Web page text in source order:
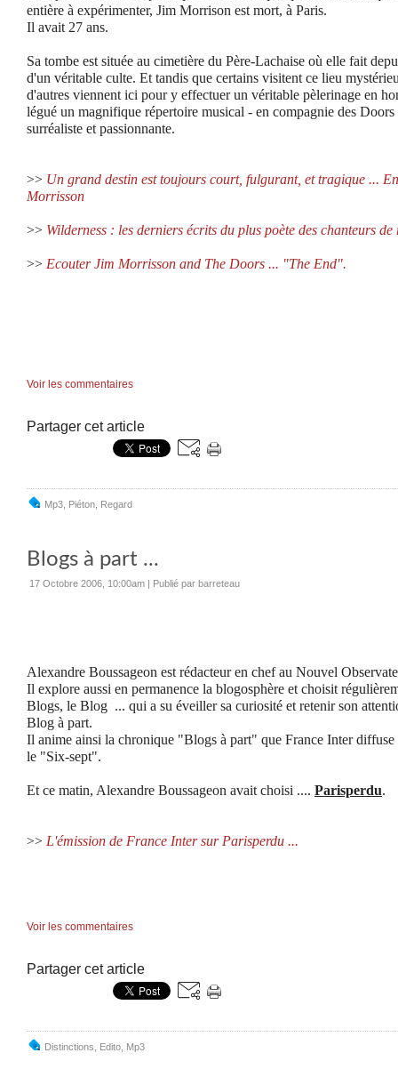
entière à expérimenter, Jim Morrison est mort, à Paris.
Il avait 27 ans.
Sa tombe est située au cimetière du Père-Lachaise où elle fait
d'un véritable culte. Et tandis que certains visitent ce lieu
d'autres viennent ici pour y effectuer un véritable pèlerinage en
légué un magnifique répertoire musical - en compagnie des Doors
surréaliste et passionnante.
>> Un grand destin est toujours court, fulgurant, et tragique ...
Morrisson
>> Wilderness : les derniers écrits du plus poète des chanteurs de
>> Ecouter Jim Morrisson and The Doors ... "The End".
Voir les commentaires
Partager cet article
Mp3 Piéton Regard
Blogs à part ...
17 Octobre 2006, 10:00am | Publié par barreteau
Alexandre Boussageon est rédacteur en chef au Nouvel
Il explore aussi en permanence la blogosphère et choisit
Blogs, le Blog ... qui a su éveiller sa curiosité et retenir son
Blog à part.
Il anime ainsi la chronique "Blogs à part" que France Inter diffuse
le "Six-sept".
Et ce matin, Alexandre Boussageon avait choisi .... Parisperdu.
>> L'émission de France Inter sur Parisperdu ...
Voir les commentaires
Partager cet article
Distinctions Edito Mp3